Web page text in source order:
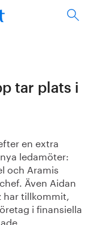
tar plats i
en extra
ledamöter:
och Aramis
Även Aidan
har tillkommit,
i finansiella